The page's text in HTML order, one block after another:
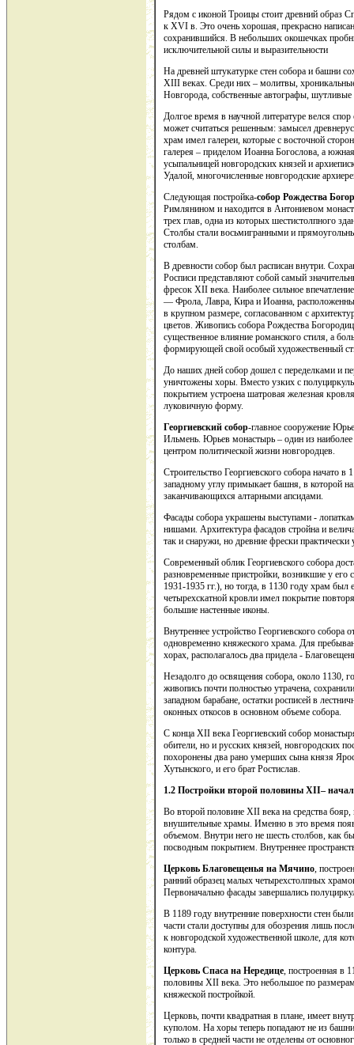
Рядом с иконой Троицы стоит древний образ
к XVI в. Это очень хорошая, прекрасно
сохранившийся. В небольших окошечках
исключительной силы и выразительности
На древней штукатурке стен собора и башни
XIII веках. Среди них – молитвы,
Новгорода, собственные автографы, шутливые
Долгое время в научной литературе велся
может считаться решенным: замысел
храм имел галереи, которые с восточной
галерея – приделом Иоанна Богослова, а
усыпальницей новгородских князей и
Удалой, многочисленные новгородские
Следующая постройка-собор Рождества
Римлянином и находится в Антониевом
трех глав, одна из которых шестистолпного
Столбы стали восьмигранными и
столбам.
В древности собор был расписан внутри.
Росписи представляют собой самый
фресок XII века. Наиболее сильное
— Фрола, Лавра, Кира и Иоанна,
в крупном размере, согласованном с
цветов. Живопись собора Рождества
существенное влияние романского стиля, а
формирующей свой особый художественный
До наших дней собор дошел с переделками и
уничтожены хоры. Вместо узких с
покрытием устроена шатровая железная
луковичную форму.
Георгиевский собор-главное сооружение
Ильмень. Юрьев монастырь – один из
центром политической жизни новгородцев.
Строительство Георгиевского собора начато в
западному углу примыкает башня, в которой
заканчивающихся алтарными апсидами.
Фасады собора украшены выступами -
нишами. Архитектура фасадов стройна и
так и снаружи, но древние фрески практически
Современный облик Георгиевского собора
разновременные пристройки, возникшие у его
1931-1935 гг.), но тогда, в 1130 году храм
четырехскатной кровли имел покрытие
большие настенные иконы.
Внутреннее устройство Георгиевского собора
одновременно княжеского храма. Для
хорах, располагалось два придела -
Незадолго до освящения собора, около 1130,
живопись почти полностью утрачена,
западном барабане, остатки росписей в
оконных откосов в основном объеме собора.
С конца XII века Георгиевский собор
обители, но и русских князей, новгородских
похоронены два рано умерших сына князя
Хутынского, и его брат Ростислав.
1.2 Постройки второй половины XII–
Во второй половине XII века на средства
внушительные храмы. Именно в это время
объемом. Внутри него не шесть столбов, как
посводным покрытием. Внутреннее
Церковь Благовещенья на Мячино,
ранний образец малых четырехстолпных
Первоначально фасады завершались
В 1189 году внутренние поверхности стен
части стали доступны для обозрения лишь
к новгородской художественной школе, для
контура.
Церковь Спаса на Нередице, построенная в
половины XII века. Это небольшое по
княжеской постройкой.
Церковь, почти квадратная в плане, имеет
куполом. На хоры теперь попадают не из
только в средней части не отделены от